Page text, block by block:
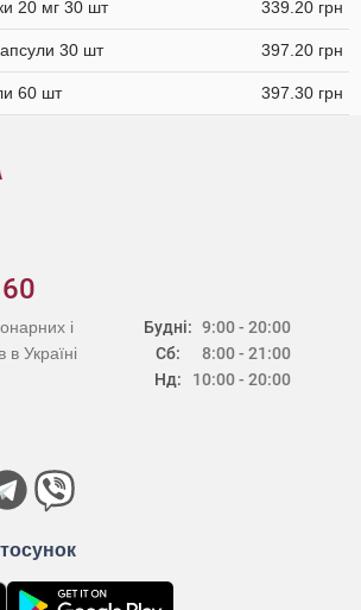
20 мг 30 шт 339.20 грн
30 шт 397.20 грн
60 шт 397.30 грн
Будні:
Сб:
Нд:
9:00 - 20:00
8:00 - 21:00
10:00 - 20:00
і
Україні